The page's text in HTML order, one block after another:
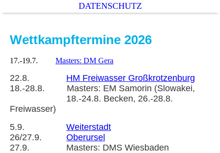
DATENSCHUTZ
Wettkampftermine 2026
17.-19.7. Masters: DM Gera
22.8. HM Freiwasser Großkrotzenburg
18.-28.8. Masters: EM Samorin (Slowakei,
18.-24.8. Becken, 26.-28.8.
Freiwasser)
5.9. Weiterstadt
26/27.9. Oberursel
27.9. Masters: DMS Wiesbaden